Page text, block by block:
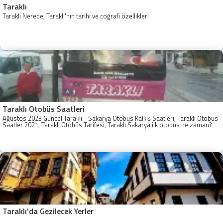
Taraklı
Taraklı Nerede, Taraklı'nın tarihi ve coğrafi özellikleri
Taraklı Otobüs Saatleri
Ağustos 2023 Güncel Taraklı - Sakarya Otobüs Kalkış Saatleri, Taraklı Otobüs
Saatler 2021, Taraklı Otobüs Tarifesi, Taraklı Sakarya ilk otobüs ne zaman?
Taraklı - Sakarya Son Otobüs Ne zaman? Sakarya Taraklı İlk Otobüs Ne
Taraklı'da Gezilecek Yerler